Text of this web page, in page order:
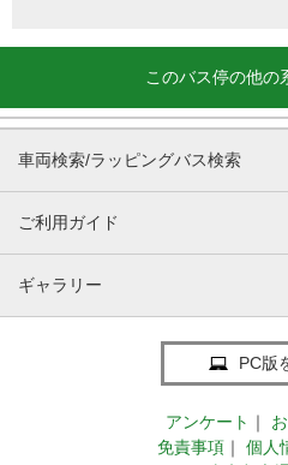
このバス停の他の
車両検索/ラッピングバス検索
ご利用ガイド
ギャラリー
PC版
アンケート ｜
免責事項 ｜
個人